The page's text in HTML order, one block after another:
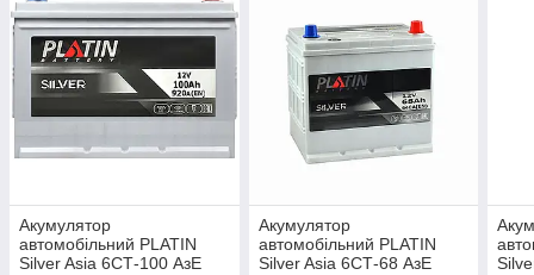
Акумулятор
автомобільний PLATIN
Silver Asia 6СТ-100 АзE
Акумулятор
автомобільний PLATIN
Silver Asia 6СТ-68 АзE